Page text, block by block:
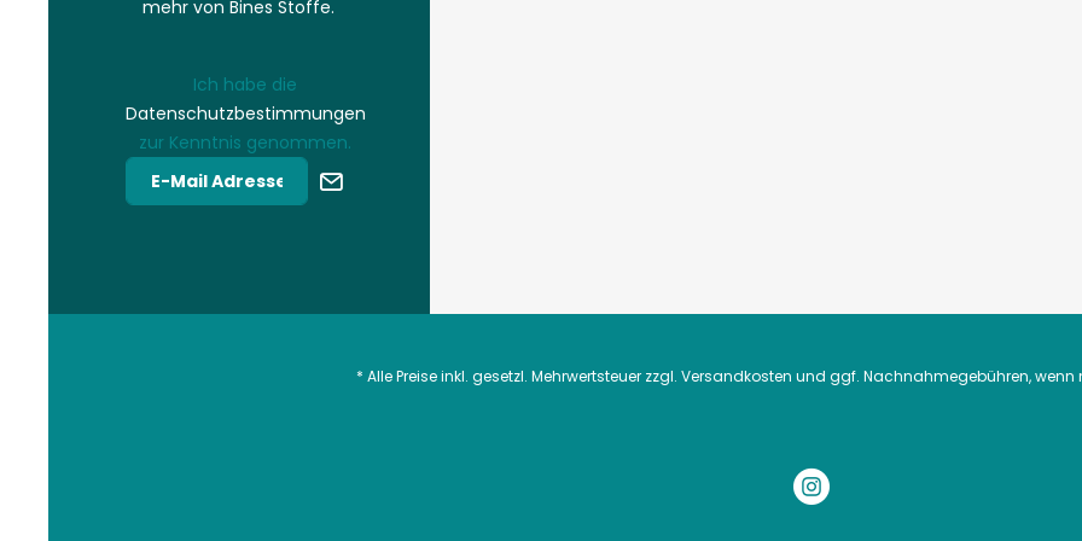
mehr von Bines Stoffe.
Ich habe die
Datenschutzbestimmungen
zur Kenntnis genommen.
* Alle Preise inkl. gesetzl. Mehrwertsteuer zzgl. Versandkosten und ggf. Nachnahmegebühren, wenn